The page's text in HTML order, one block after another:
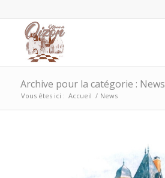
Archive pour la catégorie : News
Vous êtes ici : Accueil / News